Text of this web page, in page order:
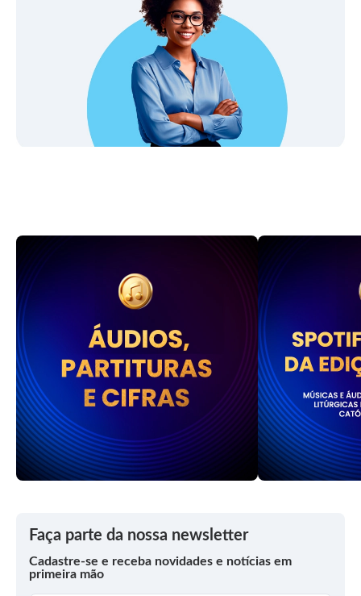
Faça parte da nossa newsletter
Cadastre-se e receba novidades e notícias em
primeira mão